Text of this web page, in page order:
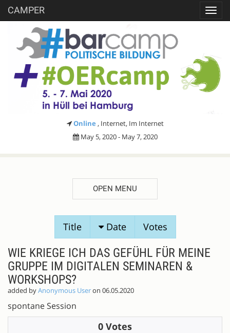
CAMPER
Online , Internet, Im Internet
May 5, 2020 - May 7, 2020
OPEN MENU
Title Date Votes
WIE KRIEGE ICH DAS GEFÜHL FÜR MEINE
GRUPPE IM DIGITALEN SEMINAREN &
WORKSHOPS?
added byAnonymous Useron 06.05.2020
spontane Session
0 Votes